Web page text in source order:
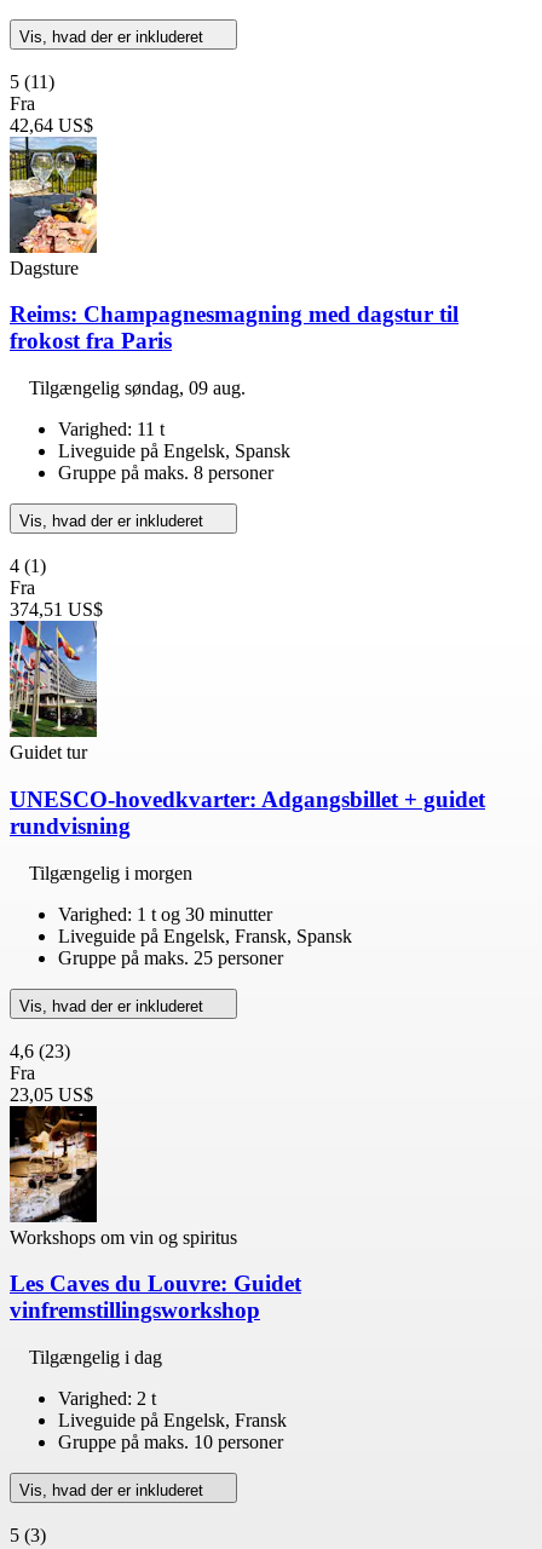
Vis, hvad der er inkluderet
5 (11)
Fra
42,64 US$
Dagsture
Reims: Champagnesmagning med dagstur til
frokost fra Paris
Tilgængelig søndag, 09 aug.
Varighed: 11 t
Liveguide på Engelsk, Spansk
Gruppe på maks. 8 personer
Vis, hvad der er inkluderet
4 (1)
Fra
374,51 US$
Guidet tur
UNESCO-hovedkvarter: Adgangsbillet + guidet
rundvisning
Tilgængelig i morgen
Varighed: 1 t og 30 minutter
Liveguide på Engelsk, Fransk, Spansk
Gruppe på maks. 25 personer
Vis, hvad der er inkluderet
4,6 (23)
Fra
23,05 US$
Workshops om vin og spiritus
Les Caves du Louvre: Guidet
vinfremstillingsworkshop
Tilgængelig i dag
Varighed: 2 t
Liveguide på Engelsk, Fransk
Gruppe på maks. 10 personer
Vis, hvad der er inkluderet
5 (3)